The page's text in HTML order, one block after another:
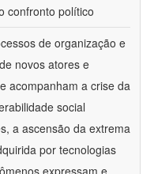
confronto político
de organização e
novos atores e
acompanham a crise da
social
a ascensão da extrema
por tecnologias